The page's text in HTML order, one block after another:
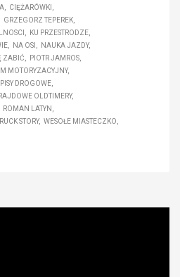
CIĘŻARÓWKI
GRZEGORZ TEPEREK
KU PRZESTRODZE
NA OSI
NAUKA JAZDY
ZABIĆ
PIOTR JAMROS
MOTORYZACYJNY
DROGOWE
RAJDOWE OLDTIMERY
ROMAN LATYN
STORY
WESOŁE MIASTECZKO